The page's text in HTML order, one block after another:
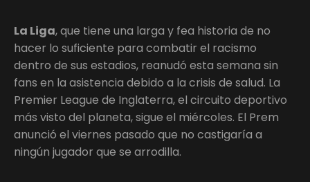
La Liga, que tiene una larga y fea historia de no
hacer lo suficiente para combatir el racismo
dentro de sus estadios, reanudó esta semana sin
fans en la asistencia debido a la crisis de salud. La
Premier League de Inglaterra, el circuito deportivo
más visto del planeta, sigue el miércoles. El Prem
anunció el viernes pasado que no castigaría a
ningún jugador que se arrodilla.